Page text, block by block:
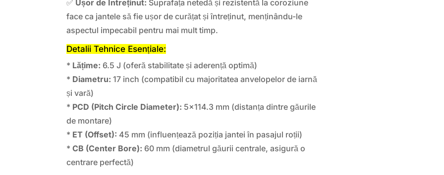
✅ Ușor de Întreținut: Suprafața netedă și rezistentă la coroziune
face ca jantele să fie ușor de curățat și întreținut, menținându-le
aspectul impecabil pentru mai mult timp.
Detalii Tehnice Esențiale:
* Lățime: 6.5 J (oferă stabilitate și aderență optimă)
* Diametru: 17 inch (compatibil cu majoritatea anvelopelor de iarnă
și vară)
* PCD (Pitch Circle Diameter): 5×114.3 mm (distanța dintre găurile
de montare)
* ET (Offset): 45 mm (influențează poziția jantei în pasajul roții)
*CB (Center Bore): 60 mm (diametrul găurii centrale, asigură o
centrare perfectă)